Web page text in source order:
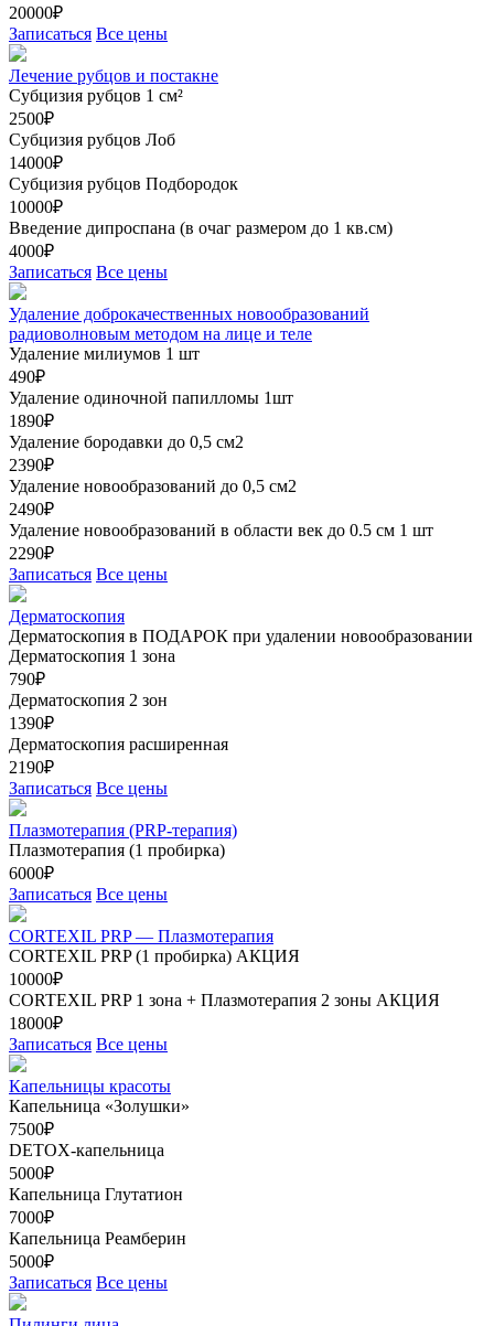
20000₽
Записаться Все цены
Лечение рубцов и постакне
Субцизия рубцов 1 см²
2500₽
Субцизия рубцов Лоб
14000₽
Субцизия рубцов Подбородок
10000₽
Введение дипроспана (в очаг размером до 1 кв.см)
4000₽
Записаться Все цены
Удаление доброкачественных новообразований
радиоволновым методом на лице и теле
Удаление милиумов 1 шт
490₽
Удаление одиночной папилломы 1шт
1890₽
Удаление бородавки до 0,5 см2
2390₽
Удаление новообразований до 0,5 см2
2490₽
Удаление новообразований в области век до 0.5 см 1 шт
2290₽
Записаться Все цены
Дерматоскопия
Дерматоскопия в ПОДАРОК при удалении новообразовании
Дерматоскопия 1 зона
790₽
Дерматоскопия 2 зон
1390₽
Дерматоскопия расширенная
2190₽
Записаться Все цены
Плазмотерапия (PRP-терапия)
Плазмотерапия (1 пробирка)
6000₽
Записаться Все цены
CORTEXIL PRP — Плазмотерапия
CORTEXIL PRP (1 пробирка) АКЦИЯ
10000₽
CORTEXIL PRP 1 зона + Плазмотерапия 2 зоны АКЦИЯ
18000₽
Записаться Все цены
Капельницы красоты
Капельница «Золушки»
7500₽
DETOX-капельница
5000₽
Капельница Глутатион
7000₽
Капельница Реамберин
5000₽
Записаться Все цены